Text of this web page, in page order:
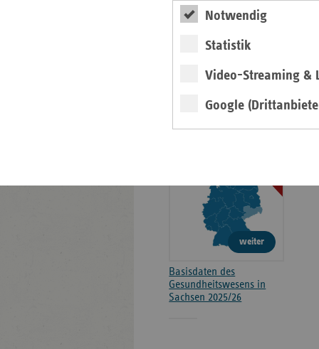
Notwendig
Statistik
Video-Streaming &
Google
weiteren
Informationen
Pressemitteilungen
Veranstaltungen
Kontakt und Anfahrt
weiter
Basisdaten des
Gesundheitswesens in
Sachsen 2025/26